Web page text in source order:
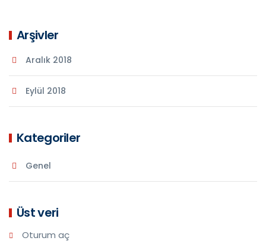
Arşivler
Aralık 2018
Eylül 2018
Kategoriler
Genel
Üst veri
Oturum aç